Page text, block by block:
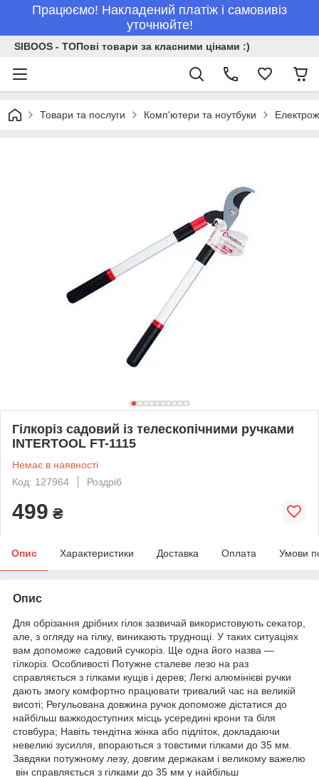
Працюємо! Накладений платіж і самовивіз
уточнюйте!
SIBOOS - ТОПові товари за класними цінами :)
Товари та послуги Комп'ютери та ноутбуки
Гілкоріз садовий із телескопічними ручками
INTERTOOL FT-1115
Немає в наявності
Код: 127964
Роздріб
499 ₴
Опис Характеристики Доставка Оплата Умови
Опис
Для обрізання дрібних гілок зазвичай використовують секатор,
але, з огляду на гілку, виникають труднощі. У таких ситуаціях
вам допоможе садовий сучкоріз. Ще одна його назва —
гілкоріз. Особливості Потужне сталеве лезо на раз
справляється з гілками кущів і дерев; Легкі алюмінієві ручки
дають змогу комфортно працювати тривалий час на великій
висоті; Регульована довжина ручок допоможе дістатися до
найбільш важкодоступних місць усередині крони та біля
стовбура; Навіть тендітна жінка або підліток, докладаючи
невеликі зусилля, впораються з товстими гілками до 35 мм.
Завдяки потужному лезу, довгим держакам і великому важелю
він справляється з гілками до 35 мм у найбільш